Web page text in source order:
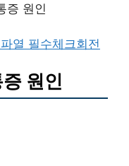
증 원인
열 필수체크회전
원인